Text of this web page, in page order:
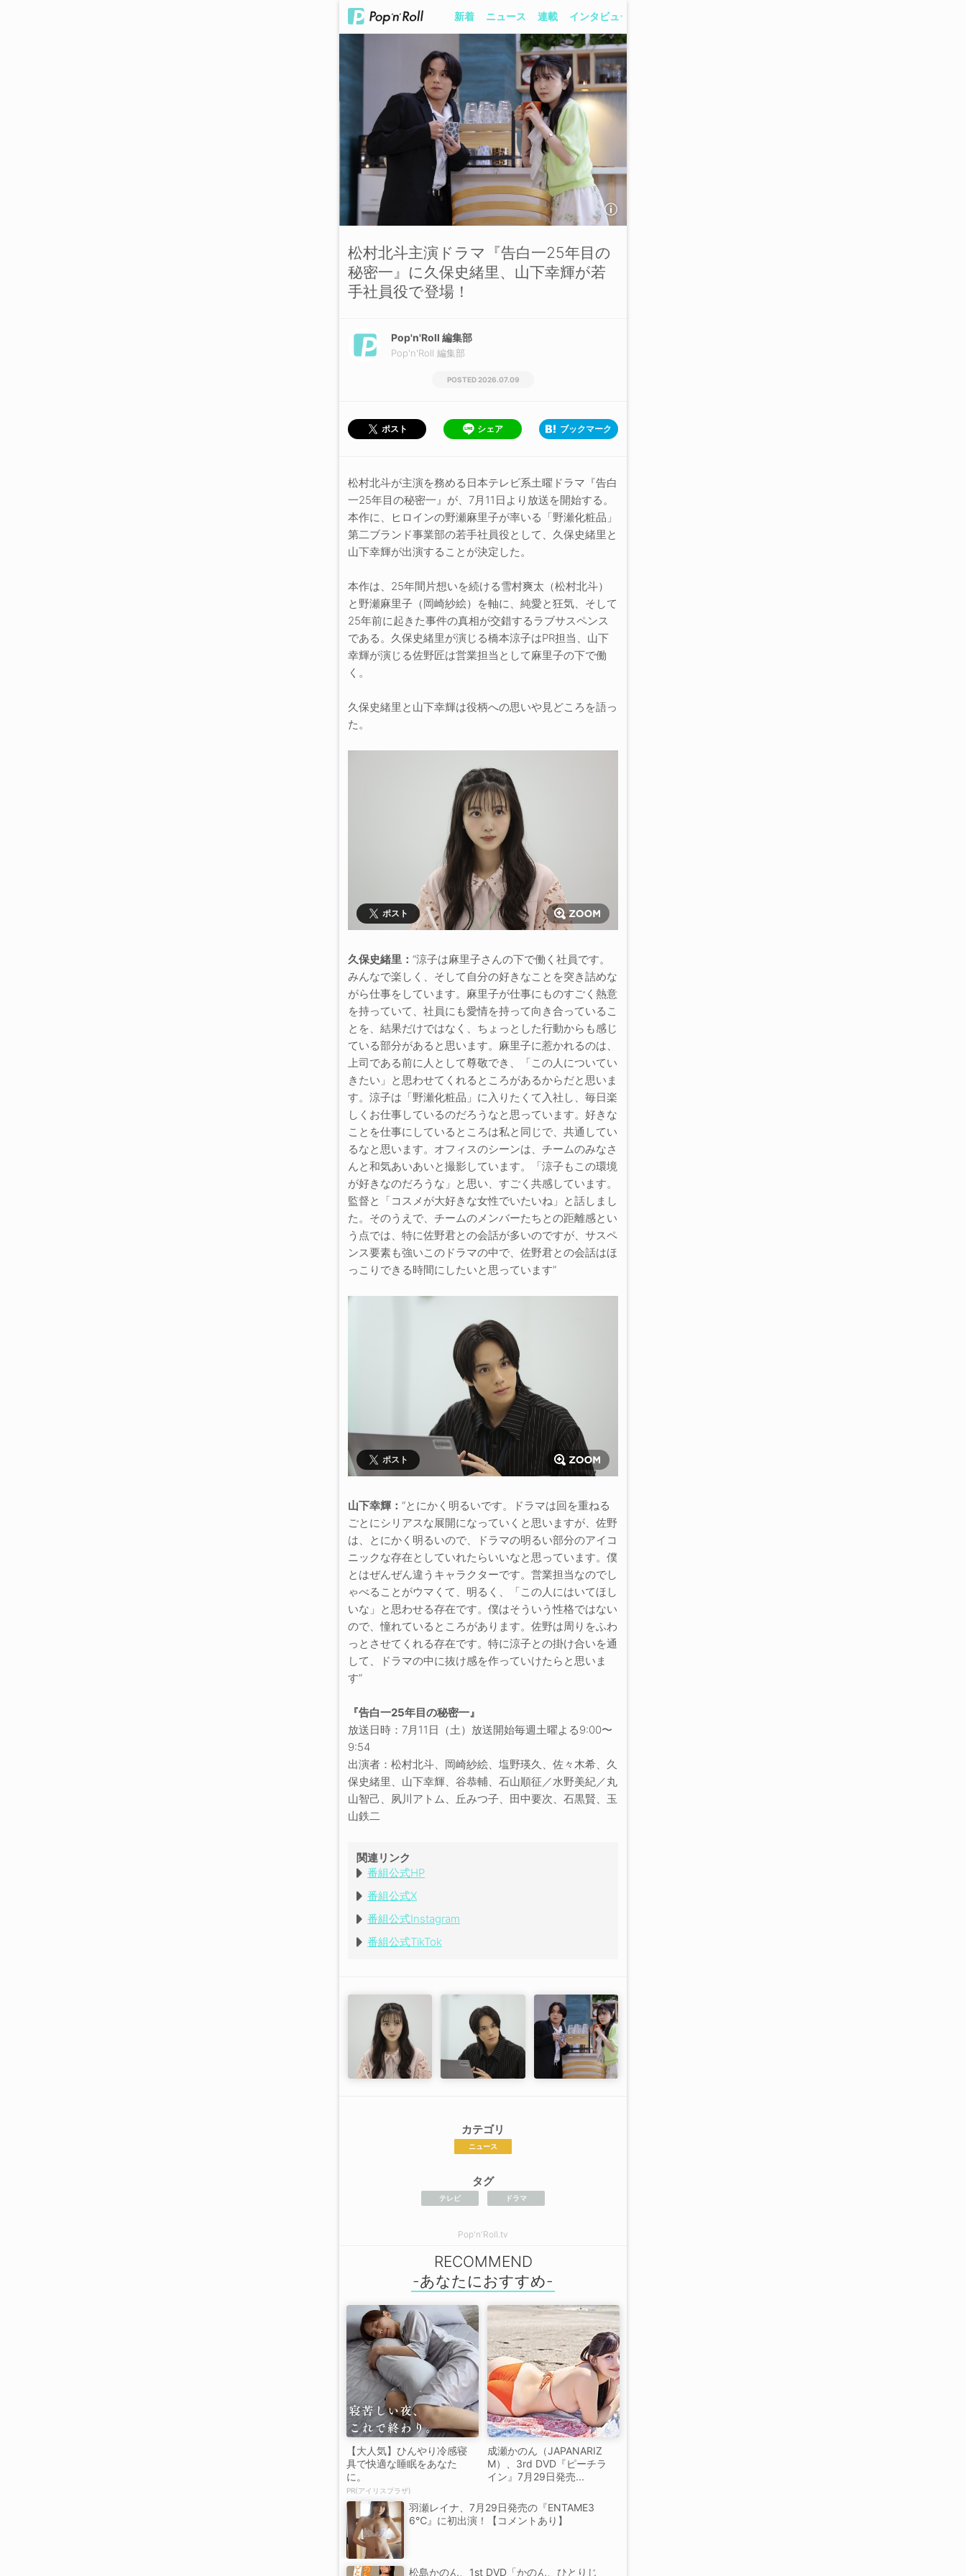
新着 ニュース 連載 インタビュー
松村北斗主演ドラマ『告白一25年目の
秘密一』に久保史緒里、山下幸輝が若
手社員役で登場！
Pop'n'Roll 編集部
Pop'n'Roll 編集部
2026.07.09
ポスト シェア ブックマーク
松村北斗が主演を務める日本テレビ系土曜ドラマ『告白
一25年目の秘密一』が、7月11日より放送を開始する。
本作に、ヒロインの野瀬麻里子が率いる「野瀬化粧品」
第二ブランド事業部の若手社員役として、久保史緒里と
山下幸輝が出演することが決定した。
本作は、25年間片想いを続ける雪村爽太（松村北斗）
と野瀬麻里子（岡崎紗絵）を軸に、純愛と狂気、そして
25年前に起きた事件の真相が交錯するラブサスペンス
である。久保史緒里が演じる橋本涼子はPR担当、山下
幸輝が演じる佐野匠は営業担当として麻里子の下で働
く。
久保史緒里と山下幸輝は役柄への思いや見どころを語っ
た。
ポスト
久保史緒里： “涼子は麻里子さんの下で働く社員です。
みんなで楽しく、そして自分の好きなことを突き詰めな
がら仕事をしています。麻里子が仕事にものすごく熱意
を持っていて、社員にも愛情を持って向き合っているこ
とを、結果だけではなく、ちょっとした行動からも感じ
ている部分があると思います。麻里子に惹かれるのは、
上司である前に人として尊敬でき、「この人についてい
きたい」と思わせてくれるところがあるからだと思いま
す。涼子は「野瀬化粧品」に入りたくて入社し、毎日楽
しくお仕事しているのだろうなと思っています。好きな
ことを仕事にしているところは私と同じで、共通してい
るなと思います。オフィスのシーンは、チームのみなさ
んと和気あいあいと撮影しています。「涼子もこの環境
が好きなのだろうな」と思い、すごく共感しています。
監督と「コスメが大好きな女性でいたいね」と話しまし
た。そのうえで、チームのメンバーたちとの距離感とい
う点では、特に佐野君との会話が多いのですが、サスペ
ンス要素も強いこのドラマの中で、佐野君との会話はほ
っこりできる時間にしたいと思っています”
ポスト
山下幸輝： “とにかく明るいです。ドラマは回を重ねる
ごとにシリアスな展開になっていくと思いますが、佐野
は、とにかく明るいので、ドラマの明るい部分のアイコ
ニックな存在としていれたらいいなと思っています。僕
とはぜんぜん違うキャラクターです。営業担当なのでし
ゃべることがウマくて、明るく、「この人にはいてほし
いな」と思わせる存在です。僕はそういう性格ではない
ので、憧れているところがあります。佐野は周りをふわ
っとさせてくれる存在です。特に涼子との掛け合いを通
して、ドラマの中に抜け感を作っていけたらと思いま
す”
『告白一25年目の秘密一』
放送日時：7月11日（土）放送開始毎週土曜よる9:00〜
9:54
出演者：松村北斗、岡崎紗絵、塩野瑛久、佐々木希、久
保史緒里、山下幸輝、谷恭輔、石山順征／水野美紀／丸
山智己、夙川アトム、丘みつ子、田中要次、石黒賢、玉
山鉄二
関連リンク
番組公式HP
番組公式X
番組公式Instagram
番組公式TikTok
カテゴリ
ニュース
タグ
テレビ ドラマ
Pop'n'Roll.tv
RECOMMEND
【大人気】ひんやり冷感寝
具で快適な睡眠をあなた
に。
PR(アイリスプラザ)
成瀬かのん（JAPANARIZ
M）、3rd DVD『ピーチラ
イン』7月29日発売...
羽瀬レイナ、7月29日発売の『ENTAME3
6℃』に初出演！【コメントあり】
松島かのん、1st DVD「かのん、ひとりじ